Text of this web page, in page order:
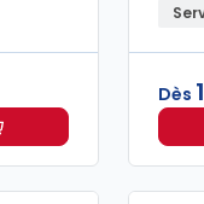
2026 à
Dès